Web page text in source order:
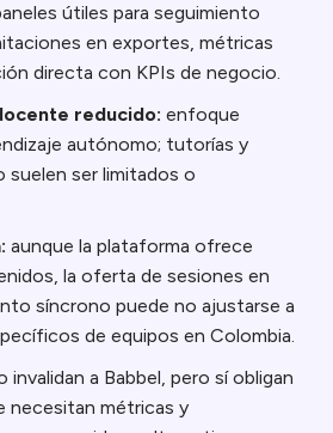
útiles para seguimiento
en exportes, métricas
directa con KPIs de negocio.
reducido: enfoque
autónomo; tutorías y
suelen ser limitados o
aunque la plataforma ofrece
la oferta de sesiones en
síncrono puede no ajustarse a
de equipos en Colombia.
a Babbel, pero sí obligan
necesitan métricas y